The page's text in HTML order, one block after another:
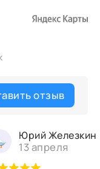
отзыв
Юрий Железкин
13 апреля